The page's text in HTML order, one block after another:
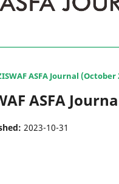
ASFA Journal (October
ASFA
2023-10-31